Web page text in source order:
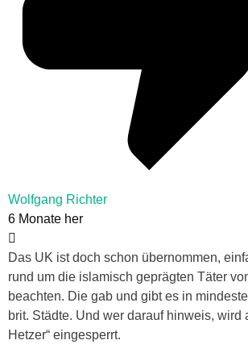
Wolfgang Richter
6 Monate her
Das UK ist doch schon übernommen,
rund um die islamisch geprägten Täter
beachten. Die gab und gibt es in
brit. Städte. Und wer darauf hinweis, wird
Hetzer“ eingesperrt.